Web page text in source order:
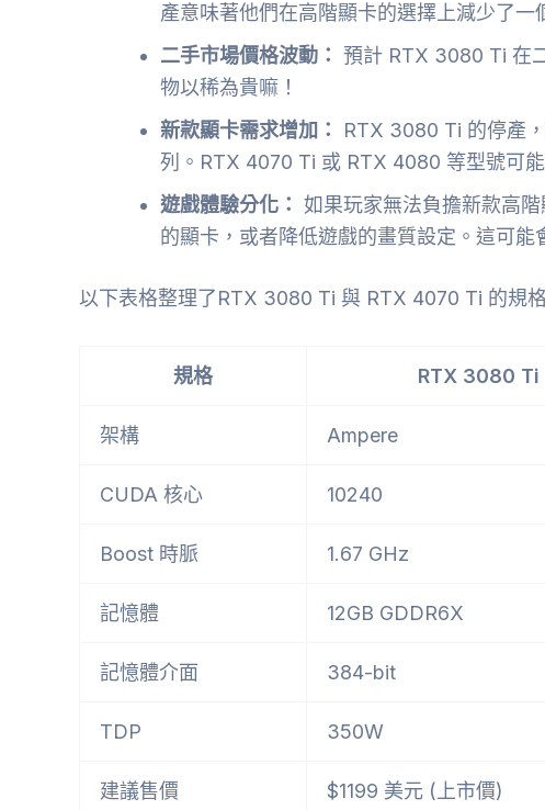
產意味著他們在高階顯卡的選擇上減少了一
二手市場價格波動： 預計 RTX 3080 Ti 在
物以稀為貴嘛！
新款顯卡需求增加：
RTX 3080 Ti 的停產
列。RTX 4070 Ti 或 RTX 4080 等型號可
遊戲體驗分化： 如果玩家無法負擔新款高
的顯卡，或者降低遊戲的畫質設定。這可
以下表格整理了RTX 3080 Ti 與 RTX 4070 Ti 的規
規格 RTX 3080 Ti
架構 Ampere
CUDA 核心 10240
Boost 時脈 1.67 GHz
記憶體 12GB GDDR6X
記憶體介面 384-bit
TDP 350W
建議售價 $1199 美元 (上市價)